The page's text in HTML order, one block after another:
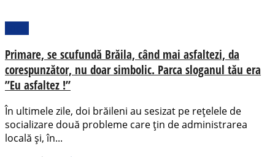
Primare, se scufundă Brăila, când mai asfaltezi, da
corespunzător, nu doar simbolic. Parca sloganul tău era
”Eu asfaltez !”
În ultimele zile, doi brăileni au sesizat pe rețelele de
socializare două probleme care țin de administrarea
locală și, în...